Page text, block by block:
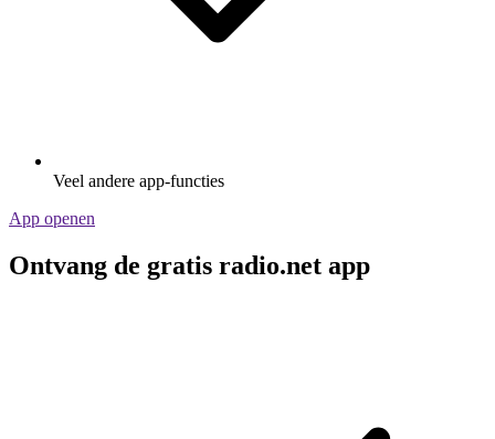
Veel andere app-functies
App openen
Ontvang de gratis radio.net app